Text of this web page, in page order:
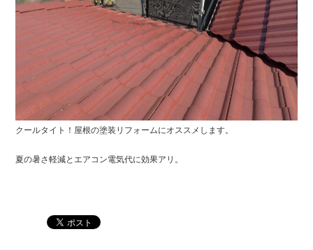
クールタイト！屋根の塗装リフォームにオススメします。
夏の暑さ軽減とエアコン電気代に効果アリ。